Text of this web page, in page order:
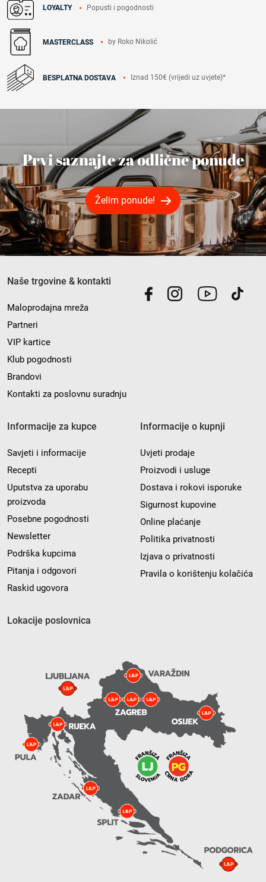
LOYALTY Popusti i pogodnosti
MASTERCLASS by Roko Nikolić
BESPLATNA DOSTAVA Iznad 150€ (vrijedi uz uvjete)*
Prvi saznajte za odlične ponude
Želim ponude!
Naše trgovine & kontakti
Maloprodajna mreža
Partneri
VIP kartice
Klub pogodnosti
Brandovi
Kontakti za poslovnu suradnju
Informacije za kupce
Savjeti i informacije
Recepti
Uputstva za uporabu
proizvoda
Posebne pogodnosti
Newsletter
Podrška kupcima
Pitanja i odgovori
Raskid ugovora
Informacije o kupnji
Uvjeti prodaje
Proizvodi i usluge
Dostava i rokovi isporuke
Sigurnost kupovine
Online plaćanje
Politika privatnosti
Izjava o privatnosti
Pravila o korištenju kolačića
Lokacije poslovnica